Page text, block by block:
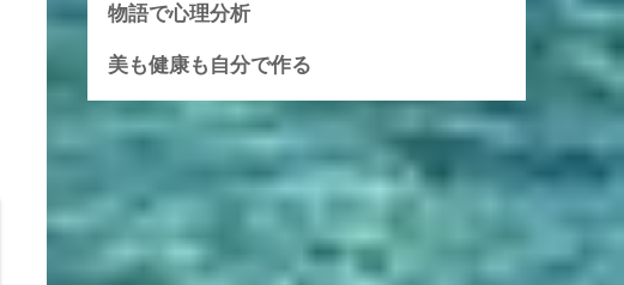
物語で心理分析
美も健康も自分で作る